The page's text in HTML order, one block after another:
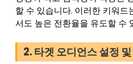
할 수 있습니다. 이러한 키워드
서도 높은 전환율을 유도할 수
2. 타겟 오디언스 설정